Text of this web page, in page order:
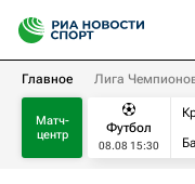
Главное Лига
Матч-
центр
Футбол
08.08 15:30